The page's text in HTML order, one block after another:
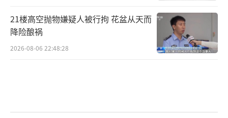
21楼高空抛物嫌疑人被行拘 花盆从天而
降险酿祸
2026-08-06 22:48:28